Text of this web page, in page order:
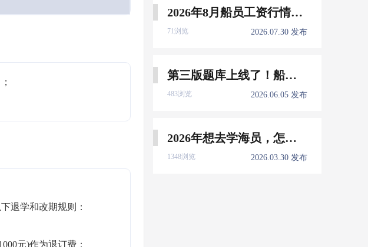
退学和改期规则：
元)作为退订费；
2026年8月船员工资行情参考
71浏览 2026.07.30 发布
第三版题库上线了！船员免费刷！
483浏览 2026.06.05 发布
2026年想去学海员，怎么选择培训学校？
1348浏览 2026.03.30 发布